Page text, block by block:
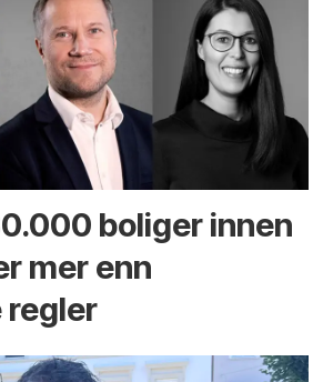
boliger innen
mer enn
regler